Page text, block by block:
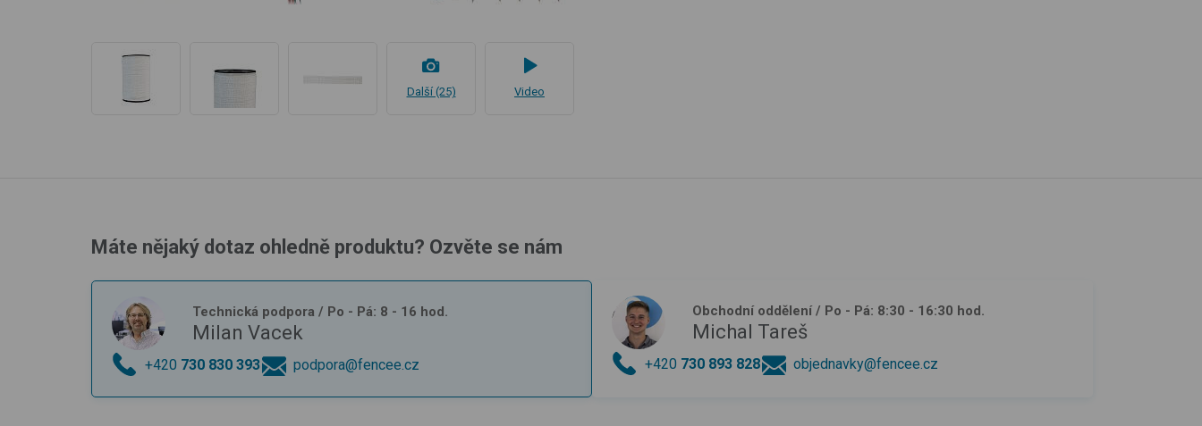
Další (25) Video
Máte nějaký dotaz ohledně produktu? Ozvěte se nám
Technická podpora / Po - Pá: 8 - 16 hod.
Milan Vacek
+420 730 830 393 podpora@fencee.cz
Obchodní oddělení / Po - Pá: 8:30 - 16:30 hod.
Michal Tareš
+420 730 893 828 objednavky@fencee.cz